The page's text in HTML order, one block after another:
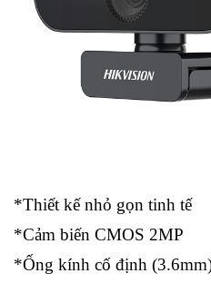
*Thiết kế nhỏ gọn tinh tế
*Cảm biến CMOS 2MP
*Ống kính cố định